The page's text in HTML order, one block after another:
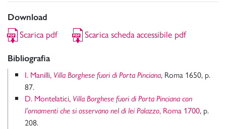
Download
Scarica pdf Scarica scheda accessibile pdf
Bibliografia
I. Manilli, Villa Borghese fuori di Porta Pinciana, Roma 1650, p.
87.
D. Montelatici, Villa Borghese fuori di Porta Pinciana con
l’ornamenti che si osservano nel di lei Palazzo, Roma 1700, p.
208.